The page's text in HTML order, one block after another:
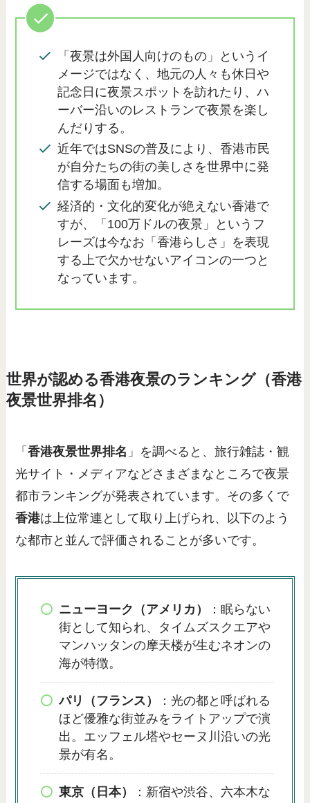
「夜景は外国人向けのもの」というイ
メージではなく、地元の人々も休日や
記念日に夜景スポットを訪れたり、ハ
ーバー沿いのレストランで夜景を楽し
んだりする。
近年ではSNSの普及により、香港市民
が自分たちの街の美しさを世界中に発
信する場面も増加。
経済的・文化的変化が絶えない香港で
すが、「100万ドルの夜景」というフ
レーズは今なお「香港らしさ」を表現
する上で欠かせないアイコンの一つと
なっています。
世界が認める香港夜景のランキング（香港
夜景世界排名）
「香港夜景世界排名 」を調べると、旅行雑誌・観
光サイト・メディアなどさまざまなところで夜景
都市ランキングが発表されています。その多くで
香港は上位常連として取り上げられ、以下のよう
な都市と並んで評価されることが多いです。
ニューヨーク（アメリカ）
：眠らない
街として知られ、タイムズスクエアや
マンハッタンの摩天楼が生むネオンの
海が特徴。
パリ（フランス）
：光の都と呼ばれる
ほど優雅な街並みをライトアップで演
出。エッフェル塔やセーヌ川沿いの光
景が有名。
東京（日本）
：新宿や渋谷、六本木な